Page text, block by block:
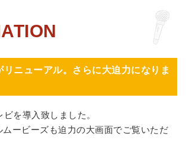
リニューアル。さらに大迫力になりま
を導入致しました。
ムービーズも迫力の大画面でご覧いただ